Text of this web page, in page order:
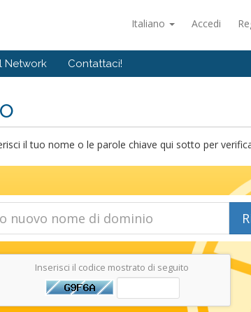
Italiano Accedi
Network Contattaci!
il tuo nome o le parole chiave qui sotto per
Inserisci il codice mostrato di seguito